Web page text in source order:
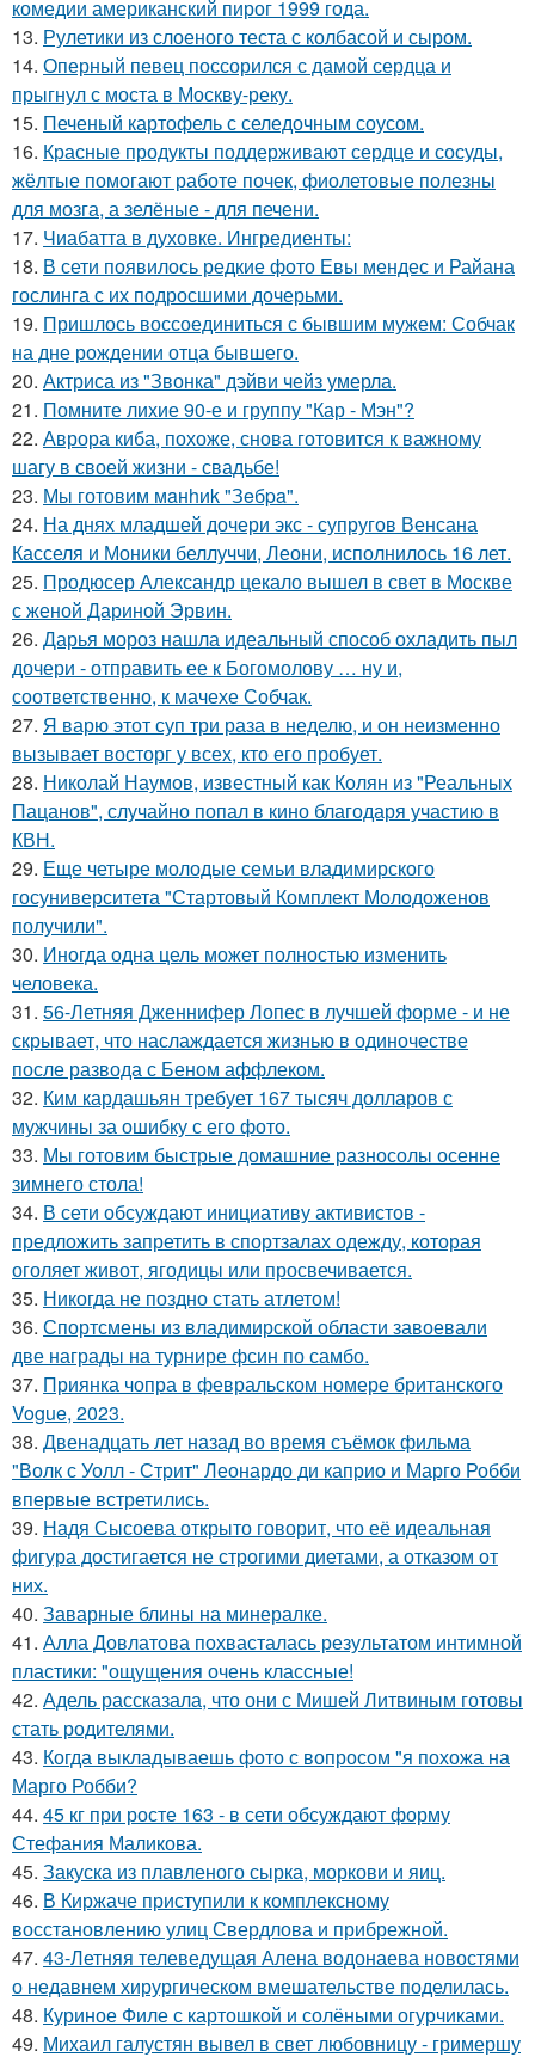
комедии американский пирог 1999 года.
13. Рулетики из слоеного теста с колбасой и сыром.
14. Оперный певец поссорился с дамой сердца и
прыгнул с моста в Москву-реку.
15. Печеный картофель с селедочным соусом.
16. Красные продукты поддерживают сердце и сосуды,
жёлтые помогают работе почек, фиолетовые полезны
для мозга, а зелёные - для печени.
17. Чиабатта в духовке. Ингредиенты:
18. В сети появилось редкие фото Евы мендес и Райана
гослинга с их подросшими дочерьми.
19. Пришлось воссоединиться с бывшим мужем: Собчак
на дне рождении отца бывшего.
20. Актриса из "Звонка" дэйви чейз умерла.
21. Помните лихие 90-е и группу "Кар - Мэн"?
22. Аврора киба, похоже, снова готовится к важному
шагу в своей жизни - свадьбе!
23. Мы готовим мaнhиk "Зeбpa".
24. На днях младшей дочери экс - супругов Венсана
Касселя и Моники беллуччи, Леони, исполнилось 16 лет.
25. Продюсер Александр цекало вышел в свет в Москве
с женой Дариной Эрвин.
26. Дарья мороз нашла идеальный способ охладить пыл
дочери - отправить ее к Богомолову … ну и,
соответственно, к мачехе Собчак.
27. Я варю этот суп три раза в неделю, и он неизменно
вызывает восторг у всех, кто его пробует.
28. Николай Наумов, известный как Колян из "Реальных
Пацанов", случайно попал в кино благодаря участию в
КВН.
29. Еще четыре молодые семьи владимирского
госуниверситета "Стартовый Комплект Молодоженов
получили".
30. Иногда одна цель может полностью изменить
человека.
31. 56-Летняя Дженнифер Лопес в лучшей форме - и не
скрывает, что наслаждается жизнью в одиночестве
после развода с Беном аффлеком.
32. Ким кардашьян требует 167 тысяч долларов с
мужчины за ошибку с его фото.
33. Мы готовим быстрые домашние разносолы осенне
зимнего стола!
34. В сети обсуждают инициативу активистов -
предложить запретить в спортзалах одежду, которая
оголяет живот, ягодицы или просвечивается.
35. Никогда не поздно стать атлетом!
36. Спортсмены из владимирской области завоевали
две награды на турнире фсин по самбо.
37. Приянка чопра в февральском номере британского
Vogue, 2023.
38. Двенадцать лет назад во время съёмок фильма
"Волк с Уолл - Стрит" Леонардо ди каприо и Марго Робби
впервые встретились.
39. Надя Сысоева открыто говорит, что её идеальная
фигура достигается не строгими диетами, а отказом от
них.
40. Заварные блины на минералке.
41. Алла Довлатова похвасталась результатом интимной
пластики: "ощущения очень классные!
42. Адель рассказала, что они с Мишей Литвиным готовы
стать родителями.
43. Когда выкладываешь фото с вопросом "я похожа на
Марго Робби?
44. 45 кг при росте 163 - в сети обсуждают форму
Стефания Маликова.
45. Закуска из плавленого сырка, моркови и яиц.
46. В Киржаче приступили к комплексному
восстановлению улиц Свердлова и прибрежной.
47. 43-Летняя телеведущая Алена водонаева новостями
о недавнем хирургическом вмешательстве поделилась.
48. Куриное Филе с картошкой и солёными огурчиками.
49. Михаил галустян вывел в свет любовницу - гримершу